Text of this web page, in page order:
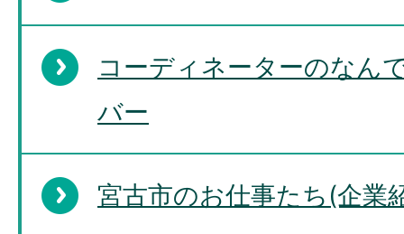
コーディネーターのなん
バー
宮古市のお仕事たち(企業